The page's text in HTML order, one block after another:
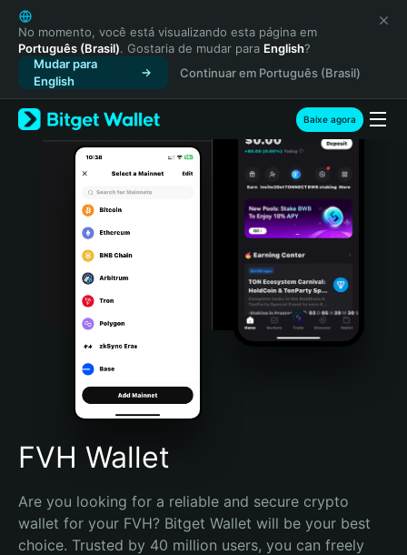
English
日本語
Tiếng Việt
Русский
Español (Latinoamérica)
Türkçe
Italiano
Português (Portugal)
Bahasa Indonesia
Português (Brasil)
Español (Argentina)
No momento, você está visualizando esta página em
Português (Brasil). Gostaria de mudar para English?
Mudar para
English
Continuar em Português (Brasil)
Baixe agora
FVH Wallet
Are you looking for a reliable and secure crypto
wallet for your FVH? Bitget Wallet will be your best
choice. Trusted by 40 million users, you can freely